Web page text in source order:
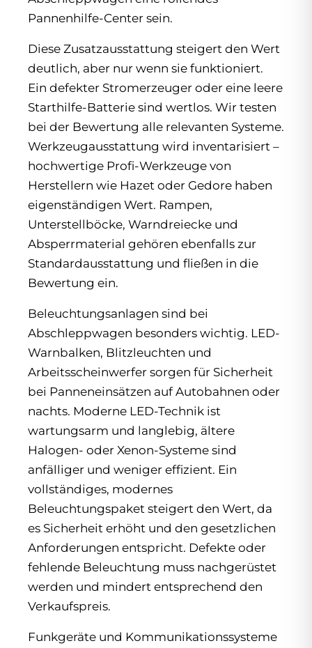
Pannenhilfe-Center sein.
Diese Zusatzausstattung steigert den Wert
deutlich, aber nur wenn sie funktioniert.
Ein defekter Stromerzeuger oder eine leere
Starthilfe-Batterie sind wertlos. Wir testen
bei der Bewertung alle relevanten Systeme.
Werkzeugausstattung wird inventarisiert –
hochwertige Profi-Werkzeuge von
Herstellern wie Hazet oder Gedore haben
eigenständigen Wert. Rampen,
Unterstellböcke, Warndreiecke und
Absperrmaterial gehören ebenfalls zur
Standardausstattung und fließen in die
Bewertung ein.
Beleuchtungsanlagen sind bei
Abschleppwagen besonders wichtig. LED-
Warnbalken, Blitzleuchten und
Arbeitsscheinwerfer sorgen für Sicherheit
bei Panneneinsätzen auf Autobahnen oder
nachts. Moderne LED-Technik ist
wartungsarm und langlebig, ältere
Halogen- oder Xenon-Systeme sind
anfälliger und weniger effizient. Ein
vollständiges, modernes
Beleuchtungspaket steigert den Wert, da
es Sicherheit erhöht und den gesetzlichen
Anforderungen entspricht. Defekte oder
fehlende Beleuchtung muss nachgerüstet
werden und mindert entsprechend den
Verkaufspreis.
Funkgeräte und Kommunikationssysteme